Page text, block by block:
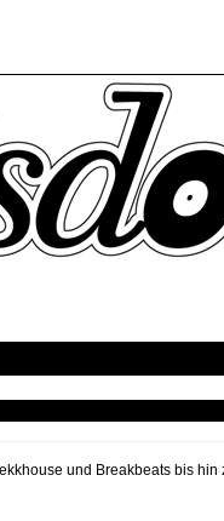
und Breakbeats bis hin